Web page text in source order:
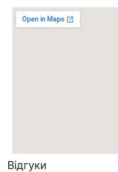
Відгуки